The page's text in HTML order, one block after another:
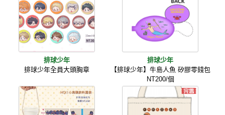
排球少年
排球少年全員大頭胸章
排球少年
【排球少年】牛島人魚 矽膠零錢包
NT200/個